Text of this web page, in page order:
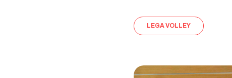
LEGA VOLLEY